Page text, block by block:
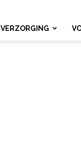
VERZORGING